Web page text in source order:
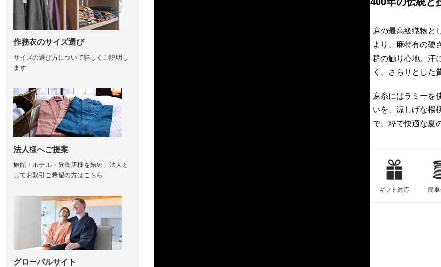
麻の最高級織物と
より、麻特有の硬
群の触り心地。汗
く、さらりとした
麻糸にはラミーを
いを、涼しげな楊
で、粋で快適な夏
ギフト対応 簡単
作務衣のサイズ選び
サイズの選び方について詳しくご説明し
ます
法人様へご提案
旅館・ホテル・飲食店様を始め、法人と
してお取引ご希望の方はこちら
グローバルサイト